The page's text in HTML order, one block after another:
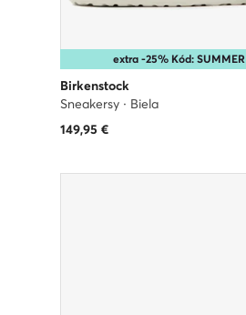
extra -25% Kód: SUMMER
Birkenstock
Sneakersy · Biela
149,95 €